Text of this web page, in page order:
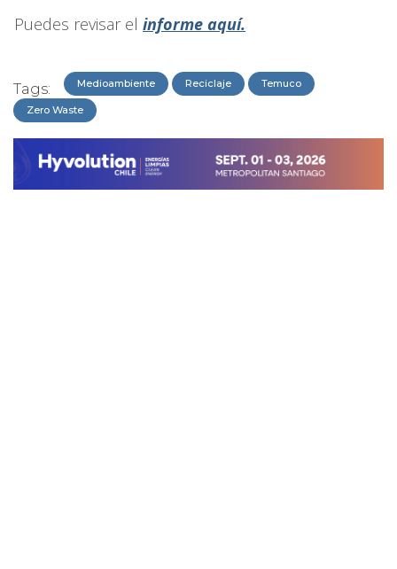
Puedes revisar el informe aquí.
Tags: Medioambiente Reciclaje Temuco
Zero Waste